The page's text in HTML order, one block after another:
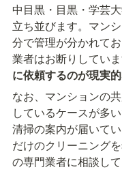
中目黒・目黒・学芸
立ち並びます。マン
分で管理が分かれて
業者はお断りしていま
に依頼するのが現実
なお、マンションの
しているケースが多
清掃の案内が届いて
だけのクリーニング
の専門業者に相談して